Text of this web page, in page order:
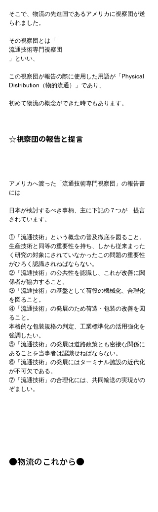
そこで、物流の先進国であるアメリカに視察団が送
られました。
その視察団とは「
流通技術専門視察団
」といい、
この視察団が報告の際に使用した用語が「Physical
Distribution（物的流通）」であり、
☆視察団の報告と提言
アメリカへ渡った「流通技術専門視察団」の報告書
には
日本が検討するべき事柄、主に下記の７つが　提言
①「流通技術」という概念の普及徹底を図ること。
生産技術と同等の重要性を持ち、しかも従来まった
く研究の対象にされていなかったこの問題の重要性
がひろく認識されねばならない。
②「流通技術」の公共性を認識し、これが改善に関
係者が協力すること。
③「流通技術」の基盤として荷役の機械化、合理化
を図ること。
④「流通技術」の発展のため荷造・包装の改善を図
ること。
本格的な包装規格の判定、工業標準化の活用強化を
強調したい。
⑤「流通技術」の発展は道路政策とも密接な関係に
あることを当事者は認識せねばならない。
⑥「流通技術」の発展にはターミナル施設の近代化
が不可欠である。
⑦「流通技術」の合理化には、共同輸送の実現がの
ぞましい。
●物流のこれから●